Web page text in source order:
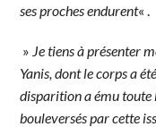
ses proches endurent« .
» Je tiens à présenter
Yanis, dont le corps a
disparition a ému toute
bouleversés par cette